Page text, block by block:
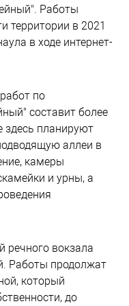
Работы
территории в 2021
в ходе интернет-
по
составит более
здесь планируют
аллеи в
камеры
и урны, а
речного вокзала
Работы продолжат
который
до